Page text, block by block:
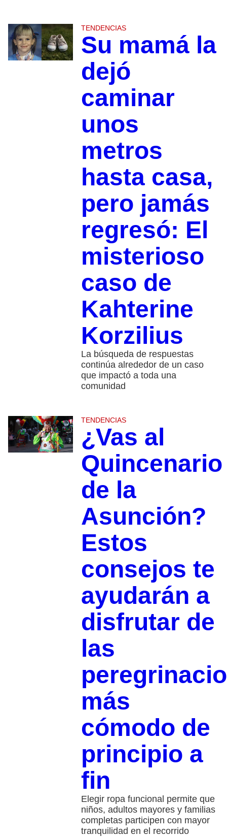
TENDENCIAS
Su mamá la
dejó
caminar
unos
metros
hasta casa,
pero jamás
regresó: El
misterioso
caso de
Kahterine
Korzilius
La búsqueda de respuestas
continúa alrededor de un caso
que impactó a toda una
comunidad
TENDENCIAS
¿Vas al
Quincenario
de la
Asunción?
Estos
consejos te
ayudarán a
disfrutar de
las
más
cómodo de
principio a
fin
Elegir ropa funcional permite que
niños, adultos mayores y familias
completas participen con mayor
tranquilidad en el recorrido